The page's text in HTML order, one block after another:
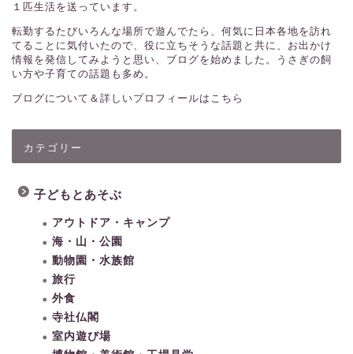
１匹生活を送っています。
転勤するたびいろんな場所で遊んでたら、何気に日本各地を訪れ
てることに気付いたので、役に立ちそうな話題と共に、お出かけ
情報を発信してみようと思い、ブログを始めました。うさぎの飼
い方や子育ての話題も多め。
ブログについて＆詳しいプロフィールはこちら
カテゴリー
子どもとあそぶ
アウトドア・キャンプ
海・山・公園
動物園・水族館
旅行
外食
寺社仏閣
室内遊び場